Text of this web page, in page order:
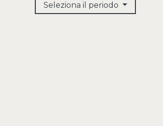
Seleziona il periodo